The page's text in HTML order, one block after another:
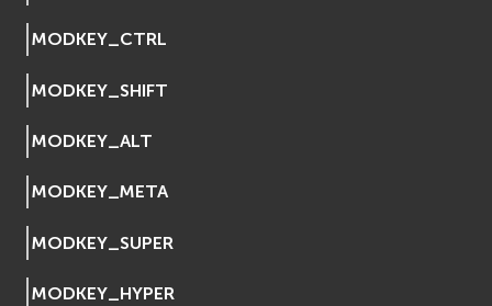
MODKEY_CTRL
MODKEY_SHIFT
MODKEY_ALT
MODKEY_META
MODKEY_SUPER
MODKEY_HYPER